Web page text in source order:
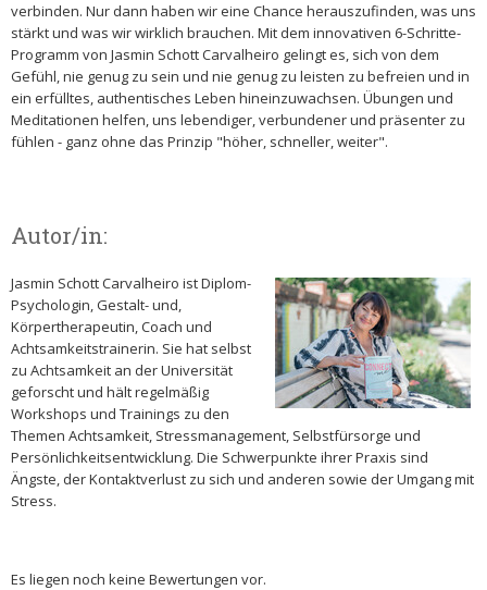
verbinden. Nur dann haben wir eine Chance herauszufinden, was uns
stärkt und was wir wirklich brauchen. Mit dem innovativen 6-Schritte-
Programm von Jasmin Schott Carvalheiro gelingt es, sich von dem
Gefühl, nie genug zu sein und nie genug zu leisten zu befreien und in
ein erfülltes, authentisches Leben hineinzuwachsen. Übungen und
Meditationen helfen, uns lebendiger, verbundener und präsenter zu
fühlen - ganz ohne das Prinzip "höher, schneller, weiter".
Autor/in:
Jasmin Schott Carvalheiro ist Diplom-
Psychologin, Gestalt- und,
Körpertherapeutin, Coach und
Achtsamkeitstrainerin. Sie hat selbst
zu Achtsamkeit an der Universität
geforscht und hält regelmäßig
Workshops und Trainings zu den
Themen Achtsamkeit, Stressmanagement, Selbstfürsorge und
Persönlichkeitsentwicklung. Die Schwerpunkte ihrer Praxis sind
Ängste, der Kontaktverlust zu sich und anderen sowie der Umgang mit
Stress.
Es liegen noch keine Bewertungen vor.